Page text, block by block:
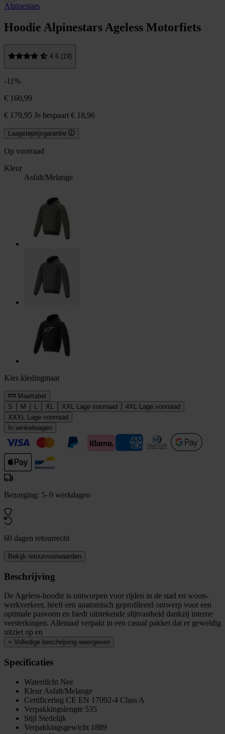
Alpinestars
Hoodie Alpinestars Ageless Motorfiets
4.6 (19)
-11%
€ 160,99
€ 179,95 Je bespaart € 18,96
Laagsteprijsgarantie
Op voorraad
Kleur
Asfalt/Melange
Kies kledingmaat
Maattabel
S
M XL XXL Lage voorraad 4XL
Lage voorraad
XXXL
Lage voorraad
In winkelwagen
Bezorging: 5–9 werkdagen
60 dagen retourrecht
Bekijk retourvoorwaarden
Beschrijving
De Ageless-hoodie is ontworpen voor rijden in de stad en woon-
werkverkeer, heeft een anatomisch geprofileerd ontwerp voor een
optimale pasvorm en biedt uitstekende slijtvastheid dankzij interne
versterkingen. Allemaal verpakt in een casual pakket dat er geweldig
uitziet op en
+ Volledige beschrijving weergeven
Specificaties
Waterdicht Nee
Kleur Asfalt/Melange
Certificering CE EN 17092-4 Class A
Verpakkingslengte 535
Stijl Stedelijk
Verpakkingsgewicht 1889